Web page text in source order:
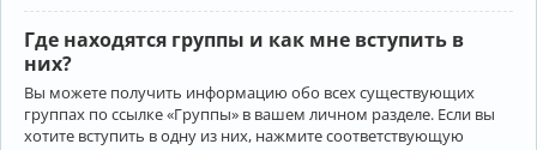
Где находятся группы и как мне вступить в
них?
Вы можете получить информацию обо всех существующих
группах по ссылке «Группы» в вашем личном разделе. Если вы
хотите вступить в одну из них, нажмите соответствующую